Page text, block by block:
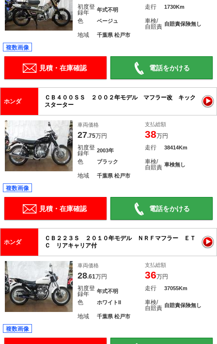
初度登
録年
年式不明 走行 1730Km
色 ベージュ
車検/
自賠責 自賠責保険無し
地域 千葉県 松戸市
複数画像
見積・在庫確認 電話をかける
ホンダ
ＣＢ４００ＳＳ ２００２年モデル マフラー改 キック
スターター
車両価格
27.75万円
支払総額
38万円
初度登
録年
2003年 走行 38414Km
色 ブラック
車検/
自賠責 車検無し
地域 千葉県 松戸市
複数画像
見積・在庫確認 電話をかける
ホンダ
ＣＢ２２３Ｓ ２０１０年モデル ＮＲＦマフラー ＥＴ
Ｃ リアキャリア付
車両価格
28.61万円
支払総額
36万円
初度登
録年
年式不明 走行 37055Km
色 ホワイトII
車検/
自賠責 自賠責保険無し
地域 千葉県 松戸市
複数画像